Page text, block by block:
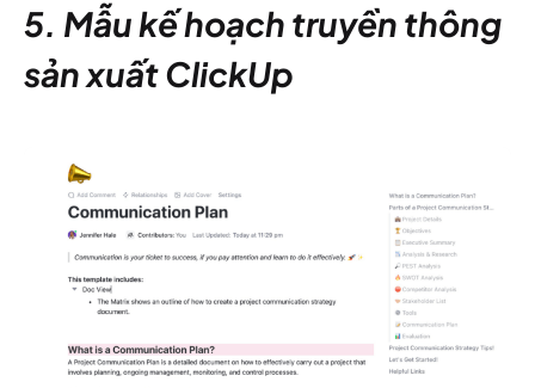
5. Mẫu kế hoạch truyền thông
sản xuất ClickUp